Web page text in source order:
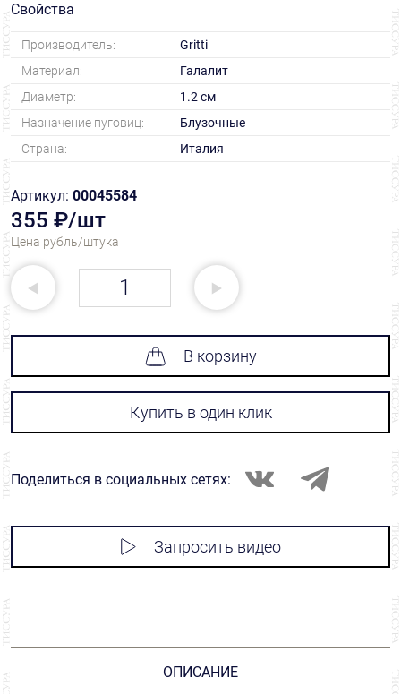
Свойства
Производитель:
Gritti
Материал:
Галалит
Диаметр:
1.2 см
Назначение пуговиц:
Блузочные
Страна:
Италия
Артикул: 00045584
355 ₽/шт
Цена рубль/штука
В корзину
Купить в один клик
Поделиться в социальных сетях:
Запросить видео
ОПИСАНИЕ